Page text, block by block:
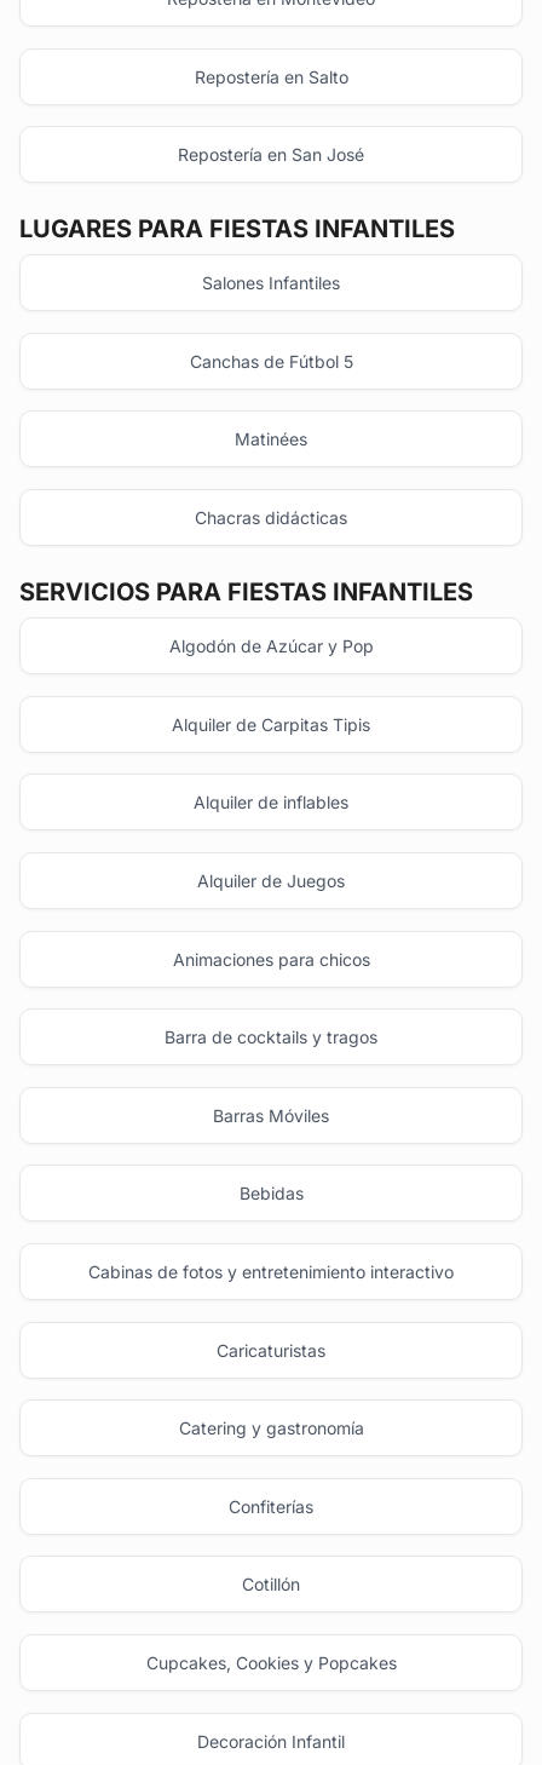
Repostería en Salto
Repostería en San José
LUGARES PARA FIESTAS INFANTILES
Salones Infantiles
Canchas de Fútbol 5
Matinées
Chacras didácticas
SERVICIOS PARA FIESTAS INFANTILES
Algodón de Azúcar y Pop
Alquiler de Carpitas Tipis
Alquiler de inflables
Alquiler de Juegos
Animaciones para chicos
Barra de cocktails y tragos
Barras Móviles
Bebidas
Cabinas de fotos y entretenimiento interactivo
Caricaturistas
Catering y gastronomía
Confiterías
Cotillón
Cupcakes, Cookies y Popcakes
Decoración Infantil